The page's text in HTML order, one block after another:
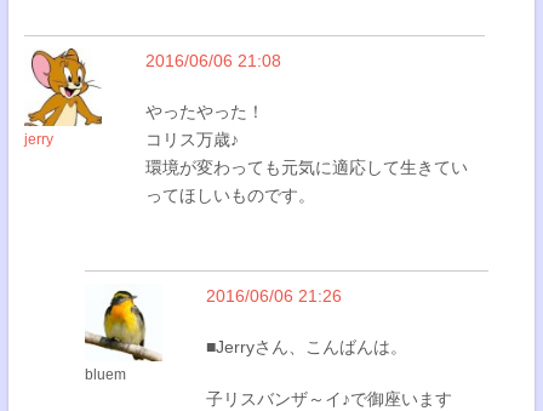
jerry
2016/06/06 21:08
やったやった！
コリス万歳♪
環境が変わっても元気に適応して生きてい
ってほしいものです。
bluem
2016/06/06 21:26
■Jerryさん、こんばんは。
子リスバンザ～イ♪で御座います